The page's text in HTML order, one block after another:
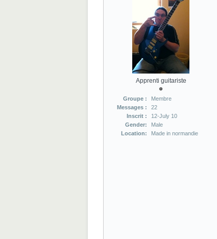
Apprenti guitariste
Groupe :
Membre
Messages :
22
Inscrit :
12-July 10
Gender:
Male
Location:
Made in normandie